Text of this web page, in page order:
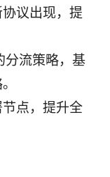
议出现，提
分流策略，基
点，提升全